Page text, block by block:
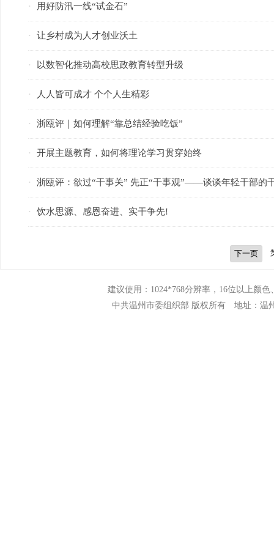
· 用好防汛一线“试金石”
· 让乡村成为人才创业沃土
· 以数智化推动高校思政教育转型升级
· 人人皆可成才 个个人生精彩
· 浙瓯评｜如何理解“靠总结经验吃饭”
· 开展主题教育，如何将理论学习贯穿始终
· 浙瓯评：欲过“干事关” 先正“干事观”——谈谈年轻干部的
· 饮水思源、感恩奋进、实干争先!
下一页
建议使用：1024*768分辨率，16位以上颜
中共温州市委组织部 版权所有 地址：温